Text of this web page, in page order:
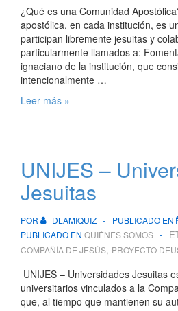
¿Qué es una Comunidad
apostólica, en cada institución, es
participan libremente jesuitas y
particularmente llamados a:
ignaciano de la institución, que
intencionalmente …
El
Comunidades
Apostólicas
Leer más »
UNIJES –
Jesuitas
POR DLAMIQUIZ PUBLICADO EN
PUBLICADO EN QUIÉNES SOMOS
COMPAÑÍA DE JESÚS, PROYECTO
UNIJES – Universidades Jesuitas
universitarios vinculados a la
que, al tiempo que mantienen su